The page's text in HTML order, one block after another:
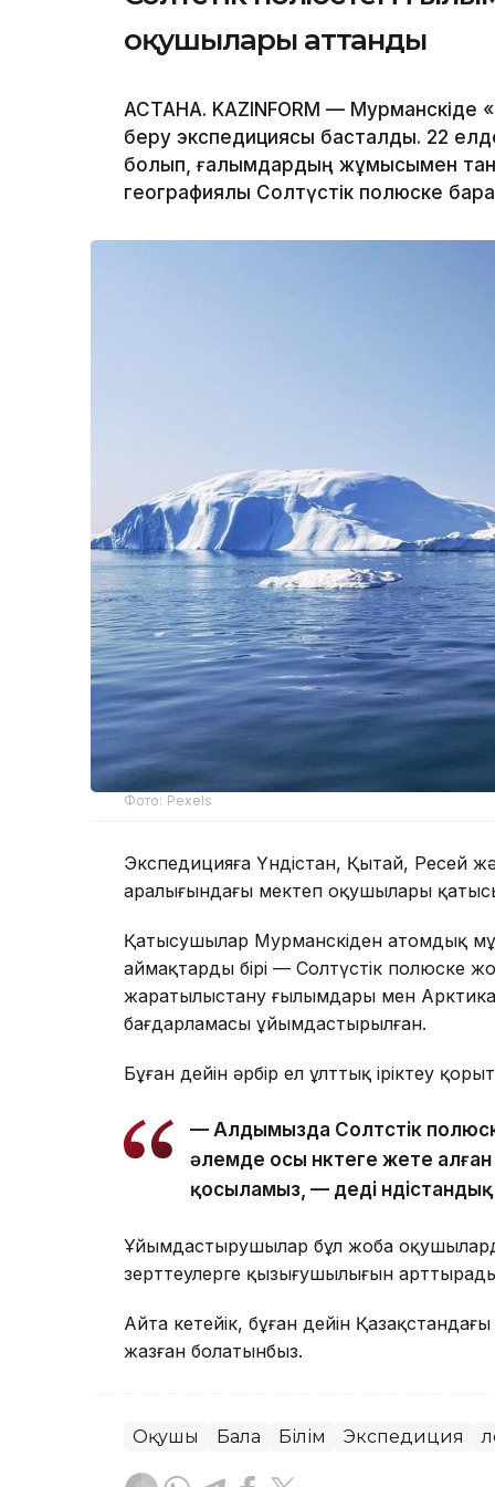
оқушылары аттанды
АСТАНА. KAZINFORM — Мурманскіде
беру экспедициясы басталды. 22
болып, ғалымдардың жұмысымен
географиялық Солтүстік полюске
Фото: Pexels
Экспедицияға Үндістан, Қытай, Ресей
аралығындағы мектеп оқушылары
Қатысушылар Мурманскіден атомдық
аймақтардың бірі — Солтүстік полюске
жаратылыстану ғылымдары мен
бағдарламасы ұйымдастырылған.
Бұған дейін әрбір ел ұлттық іріктеу
— Алдымызда Солтүстік
әлемде осы нүктеге жете
қосыламыз, — деді
Ұйымдастырушылар бұл жоба
зерттеулерге қызығушылығын
Айта кетейік, бұған дейін
жазған болатынбыз.
Оқушы Бала Білім Экспедиция